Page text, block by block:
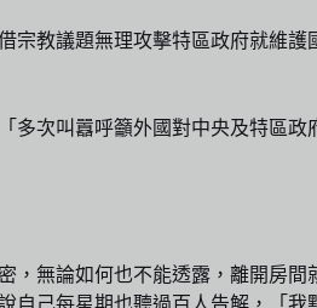
教議題無理攻擊特區政府就維
次叫囂呼籲外國對中央及特區
，無論如何也不能透露，離開房
己每星期也聽過百人告解，「我